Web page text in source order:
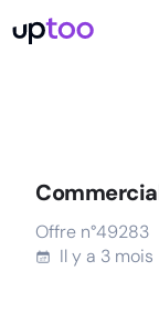
Offre n°49283
Il y a 3 mois